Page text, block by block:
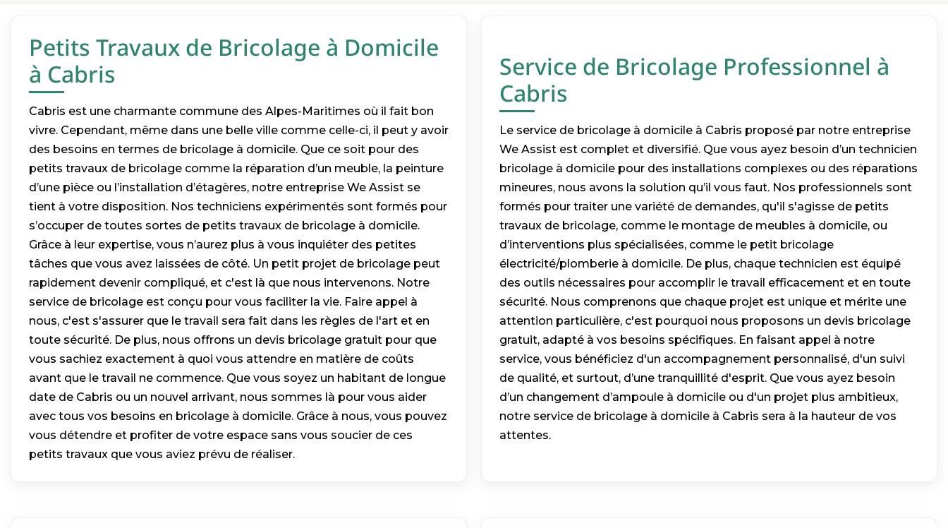
Petits Travaux de Bricolage à Domicile
à Cabris
Cabris est une charmante commune des Alpes-Maritimes où il fait bon
vivre. Cependant, même dans une belle ville comme celle-ci, il peut y avoir
des besoins en termes de bricolage à domicile. Que ce soit pour des
petits travaux de bricolage comme la réparation d’un meuble, la peinture
d’une pièce ou l’installation d’étagères, notre entreprise We Assist se
tient à votre disposition. Nos techniciens expérimentés sont formés pour
s’occuper de toutes sortes de petits travaux de bricolage à domicile.
Grâce à leur expertise, vous n’aurez plus à vous inquiéter des petites
tâches que vous avez laissées de côté. Un petit projet de bricolage peut
rapidement devenir compliqué, et c'est là que nous intervenons. Notre
service de bricolage est conçu pour vous faciliter la vie. Faire appel à
nous, c'est s'assurer que le travail sera fait dans les règles de l'art et en
toute sécurité. De plus, nous offrons un devis bricolage gratuit pour que
vous sachiez exactement à quoi vous attendre en matière de coûts
avant que le travail ne commence. Que vous soyez un habitant de longue
date de Cabris ou un nouvel arrivant, nous sommes là pour vous aider
avec tous vos besoins en bricolage à domicile. Grâce à nous, vous pouvez
vous détendre et profiter de votre espace sans vous soucier de ces
petits travaux que vous aviez prévu de réaliser.
Service de Bricolage Professionnel à
Cabris
Le service de bricolage à domicile à Cabris proposé par notre entreprise
We Assist est complet et diversifié. Que vous ayez besoin d’un technicien
bricolage à domicile pour des installations complexes ou des réparations
mineures, nous avons la solution qu’il vous faut. Nos professionnels sont
formés pour traiter une variété de demandes, qu'il s'agisse de petits
travaux de bricolage, comme le montage de meubles à domicile, ou
d’interventions plus spécialisées, comme le petit bricolage
électricité/plomberie à domicile. De plus, chaque technicien est équipé
des outils nécessaires pour accomplir le travail efficacement et en toute
sécurité. Nous comprenons que chaque projet est unique et mérite une
attention particulière, c'est pourquoi nous proposons un devis bricolage
gratuit, adapté à vos besoins spécifiques. En faisant appel à notre
service, vous bénéficiez d'un accompagnement personnalisé, d'un suivi
de qualité, et surtout, d’une tranquillité d'esprit. Que vous ayez besoin
d’un changement d’ampoule à domicile ou d'un projet plus ambitieux,
notre service de bricolage à domicile à Cabris sera à la hauteur de vos
attentes.